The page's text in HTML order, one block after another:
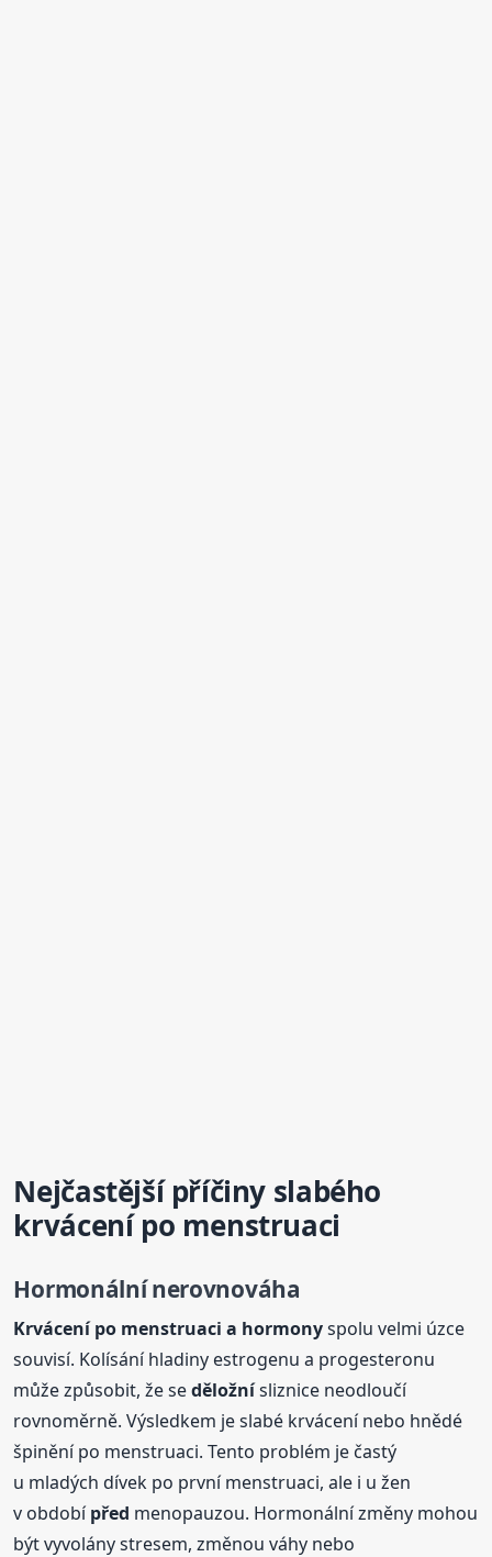
Nejčastější příčiny slabého
krvácení po menstruaci
Hormonální nerovnováha
Krvácení po menstruaci a hormonyspolu velmi úzce
souvisí. Kolísání hladiny estrogenu a progesteronu
může způsobit, že seděložnísliznice neodloučí
rovnoměrně. Výsledkem je slabé krvácení nebo hnědé
špinění po menstruaci. Tento problém je častý
u mladých dívek po první menstruaci, ale i u žen
v obdobípřed menopauzou. Hormonální změny mohou
být vyvolány stresem, změnou váhy nebo